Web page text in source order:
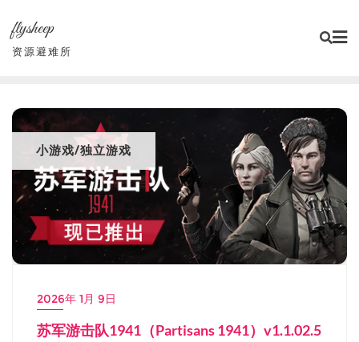
content
flysheep
资源避难所
小游戏/独立游戏
2026年 1月 9日
苏军游击队1941（Partisans 1941）v1.1.02.5